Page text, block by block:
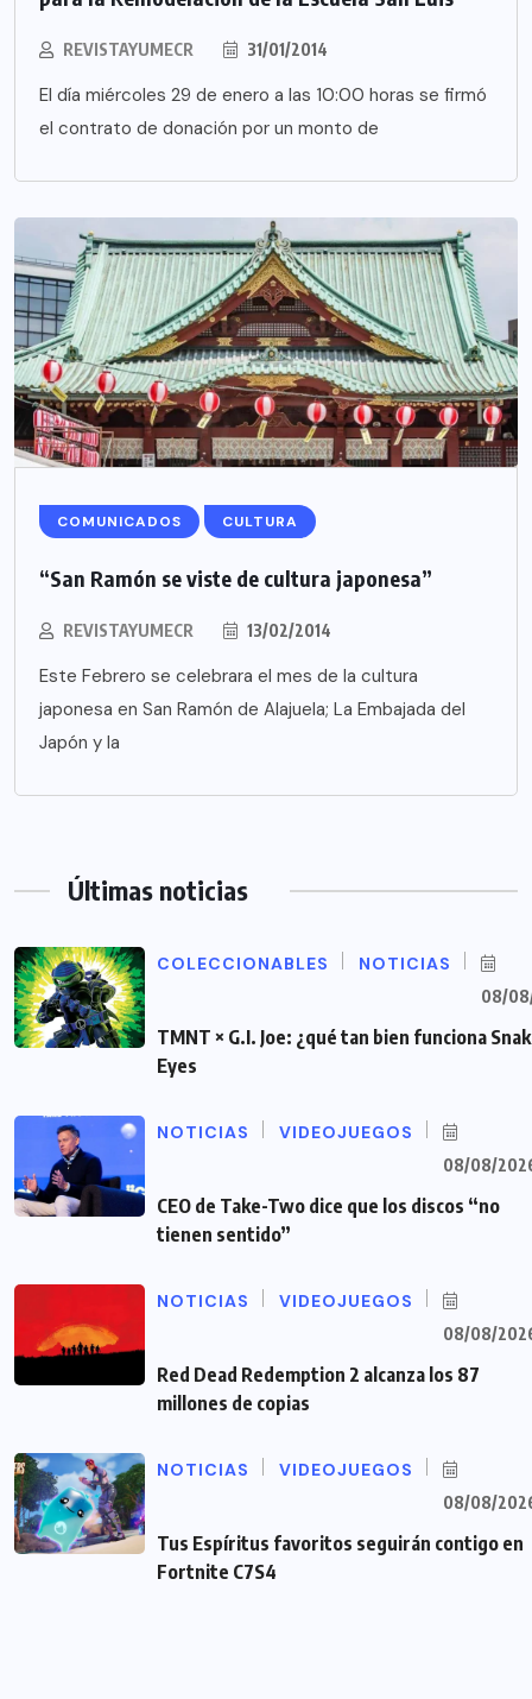
REVISTAYUMECR 31/01/2014
El día miércoles 29 de enero a las 10:00 horas se firmó
el contrato de donación por un monto de
COMUNICADOS CULTURA
“San Ramón se viste de cultura japonesa”
REVISTAYUMECR 13/02/2014
Este Febrero se celebrara el mes de la cultura
japonesa en San Ramón de Alajuela; La Embajada del
Japón y la
Últimas noticias
COLECCIONABLES NOTICIAS
08/
TMNT × G.I. Joe: ¿qué tan bien funciona
Eyes
NOTICIAS VIDEOJUEGOS
08/08/
CEO de Take-Two dice que los discos “no
tienen sentido”
NOTICIAS VIDEOJUEGOS
08/08/
Red Dead Redemption 2 alcanza los 87
millones de copias
NOTICIAS VIDEOJUEGOS
08/08/
Tus Espíritus favoritos seguirán contigo en
Fortnite C7S4